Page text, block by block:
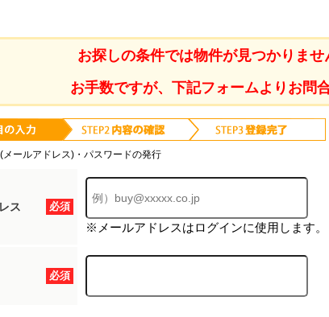
お探しの条件では物件が見つかりませ
お手数ですが、下記フォームよりお問
メールアドレス)・パスワードの発行
必須
ス
※メールアドレスはログインに使用します。
必須